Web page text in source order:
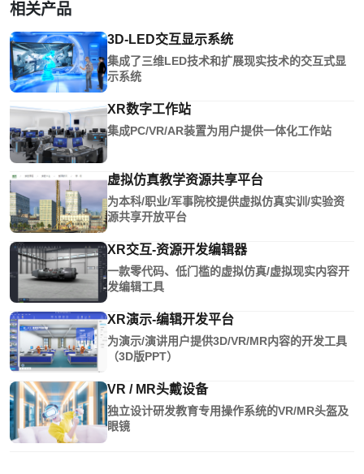
相关产品
3D-LED交互显示系统
集成了三维LED技术和扩展现实技术的交互式显
示系统
XR数字工作站
集成PC/VR/AR装置为用户提供一体化工作站
虚拟仿真教学资源共享平台
为本科/职业/军事院校提供虚拟仿真实训/实验资
源共享开放平台
XR交互-资源开发编辑器
一款零代码、低门槛的虚拟仿真/虚拟现实内容开
发编辑工具
XR演示-编辑开发平台
为演示/演讲用户提供3D/VR/MR内容的开发工具
（3D版PPT）
VR / MR头戴设备
独立设计研发教育专用操作系统的VR/MR头盔及
眼镜